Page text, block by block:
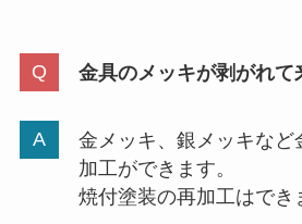
金具のメッキが剥がれて
金メッキ、銀メッキなど
加工ができます。
焼付塗装の再加工はでき